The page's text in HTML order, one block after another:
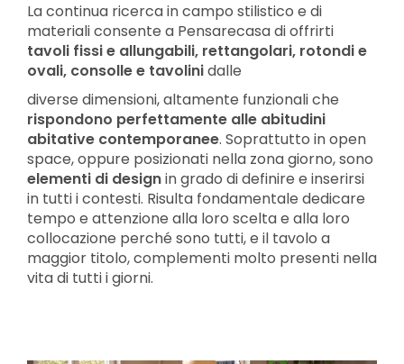
La continua ricerca in campo stilistico e di
materiali consente a Pensarecasa di offrirti
tavoli fissi e allungabili, rettangolari, rotondi e
ovali, consolle e tavolinidalle
diverse dimensioni, altamente funzionali che
rispondono perfettamente alle abitudini
abitative contemporanee. Soprattutto in open
space, oppure posizionati nella zona giorno, sono
elementi di designin grado di definire e inserirsi
in tutti i contesti. Risulta fondamentale dedicare
tempo e attenzione alla loro scelta e alla loro
collocazione perché sono tutti, e il tavolo a
maggior titolo, complementi molto presenti nella
vita di tutti i giorni.